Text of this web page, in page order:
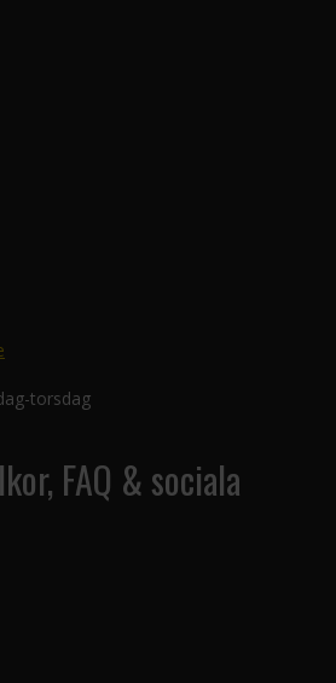
torsdag
FAQ & sociala